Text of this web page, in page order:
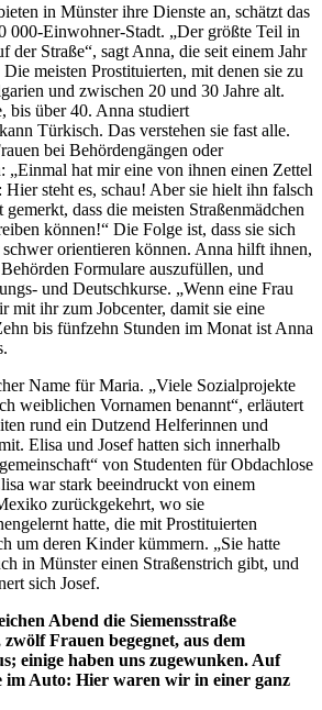
in Münster ihre Dienste an, schätzt das
000-Einwohner-Stadt. „Der größte Teil in
der Straße“, sagt Anna, die seit einem Jahr
meisten Prostituierten, mit denen sie zu
und zwischen 20 und 30 Jahre alt.
bis über 40. Anna studiert
Türkisch. Das verstehen sie fast alle.
bei Behördengängen oder
„Einmal hat mir eine von ihnen einen Zettel
Hier steht es, schau! Aber sie hielt ihn falsch
dass die meisten Straßenmädchen
können!“ Die Folge ist, dass sie sich
orientieren können. Anna hilft ihnen,
Formulare auszufüllen, und
und Deutschkurse. „Wenn eine Frau
mit ihr zum Jobcenter, damit sie eine
bis fünfzehn Stunden im Monat ist Anna
Name für Maria. „Viele Sozialprojekte
weiblichen Vornamen benannt“, erläutert
rund ein Dutzend Helferinnen und
Elisa und Josef hatten sich innerhalb
von Studenten für Obdachlose
war stark beeindruckt von einem
zurückgekehrt, wo sie
hatte, die mit Prostituierten
um deren Kinder kümmern. „Sie hatte
in Münster einen Straßenstrich gibt, und
sich Josef.
Abend die Siemensstraße
Frauen begegnet, aus dem
einige haben uns zugewunken. Auf
im Auto: Hier waren wir in einer ganz